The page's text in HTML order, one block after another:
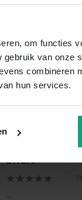
om functies
van onze
combineren
hun services.
Albatros
Albatros
zwart
...